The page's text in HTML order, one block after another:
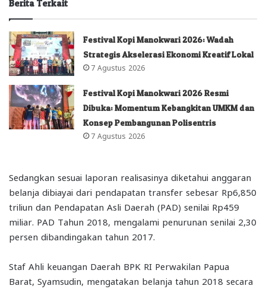
Berita Terkait
Festival Kopi Manokwari 2026: Wadah
Strategis Akselerasi Ekonomi Kreatif Lokal
7 Agustus 2026
Festival Kopi Manokwari 2026 Resmi
Dibuka: Momentum Kebangkitan UMKM dan
Konsep Pembangunan Polisentris
7 Agustus 2026
Sedangkan sesuai laporan realisasinya diketahui anggaran
belanja dibiayai dari pendapatan transfer sebesar Rp6,850
triliun dan Pendapatan Asli Daerah (PAD) senilai Rp459
miliar. PAD Tahun 2018, mengalami penurunan senilai 2,30
persen dibandingakan tahun 2017.
Staf Ahli keuangan Daerah BPK RI Perwakilan Papua
Barat, Syamsudin, mengatakan belanja tahun 2018 secara